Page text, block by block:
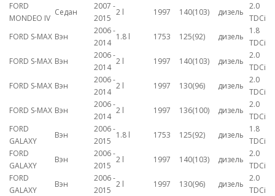
FORD
MONDEO IV
Седан
2007 -
2015
2 l 1997 140(103) дизель
2.0
TDCi
FORD S-MAX Вэн
2006 -
2014
1.8 l 1753 125(92) дизель
1.8
TDCi
FORD S-MAX Вэн
2006 -
2014
2 l 1997 140(103) дизель
2.0
TDCi
FORD S-MAX Вэн
2006 -
2014
2 l 1997 130(96) дизель
2.0
TDCi
FORD S-MAX Вэн
2006 -
2014
2 l 1997 136(100) дизель
2.0
TDCi
FORD
GALAXY
Вэн
2006 -
2015
1.8 l 1753 125(92) дизель
1.8
TDCi
FORD
GALAXY
Вэн
2006 -
2015
2 l 1997 140(103) дизель
2.0
TDCi
FORD
GALAXY
Вэн
2006 -
2015
2 l 1997 130(96) дизель
2.0
TDCi